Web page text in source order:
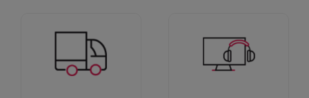
90% dostaw następnego
dnia, bez dopłat!
Jesteśmy prawdziwi :)
możesz przyjść i